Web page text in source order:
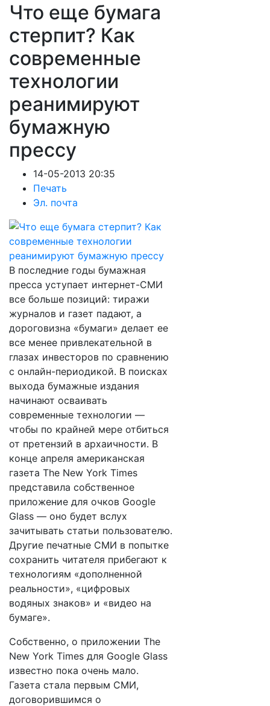
Что еще бумага
стерпит? Как
современные
технологии
реанимируют
бумажную
прессу
14-05-2013 20:35
Печать
Эл. почта
В последние годы бумажная
пресса уступает интернет-СМИ
все больше позиций: тиражи
журналов и газет падают, а
дороговизна «бумаги» делает ее
все менее привлекательной в
глазах инвесторов по сравнению
с онлайн-периодикой. В поисках
выхода бумажные издания
начинают осваивать
современные технологии —
чтобы по крайней мере отбиться
от претензий в архаичности. В
конце апреля американская
газета The New York Times
представила собственное
приложение для очков Google
Glass — оно будет вслух
зачитывать статьи пользователю.
Другие печатные СМИ в попытке
сохранить читателя прибегают к
технологиям «дополненной
реальности», «цифровых
водяных знаков» и «видео на
бумаге».
Собственно, о приложении The
New York Times для Google Glass
известно пока очень мало.
Газета стала первым СМИ,
договорившимся о